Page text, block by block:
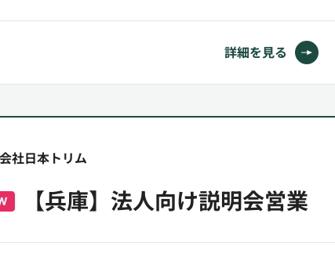
詳細を見る
社日本トリム
【兵庫】法人向け説明会営業